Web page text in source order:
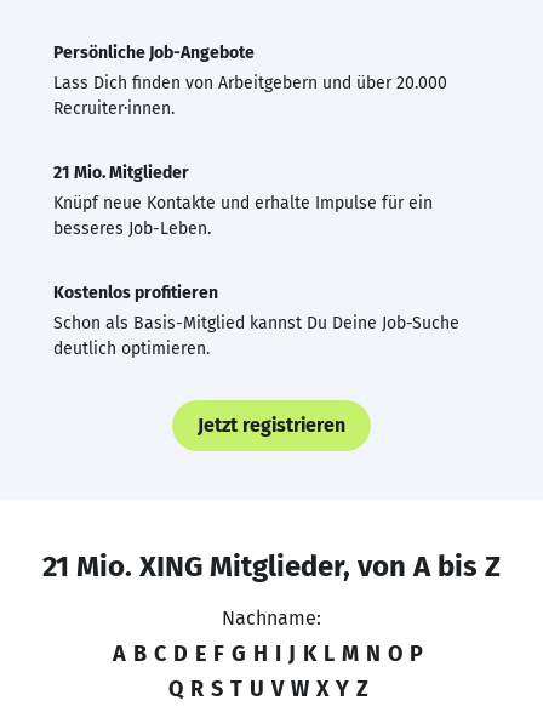
Persönliche Job-Angebote
Lass Dich finden von Arbeitgebern und über 20.000
Recruiter·innen.
21 Mio. Mitglieder
Knüpf neue Kontakte und erhalte Impulse für ein
besseres Job-Leben.
Kostenlos profitieren
Schon als Basis-Mitglied kannst Du Deine Job-Suche
deutlich optimieren.
Jetzt registrieren
21 Mio. XING Mitglieder, von A bis Z
Nachname:
A B C D E F G H I J K L M N O P
Q R S T U V W X Y Z